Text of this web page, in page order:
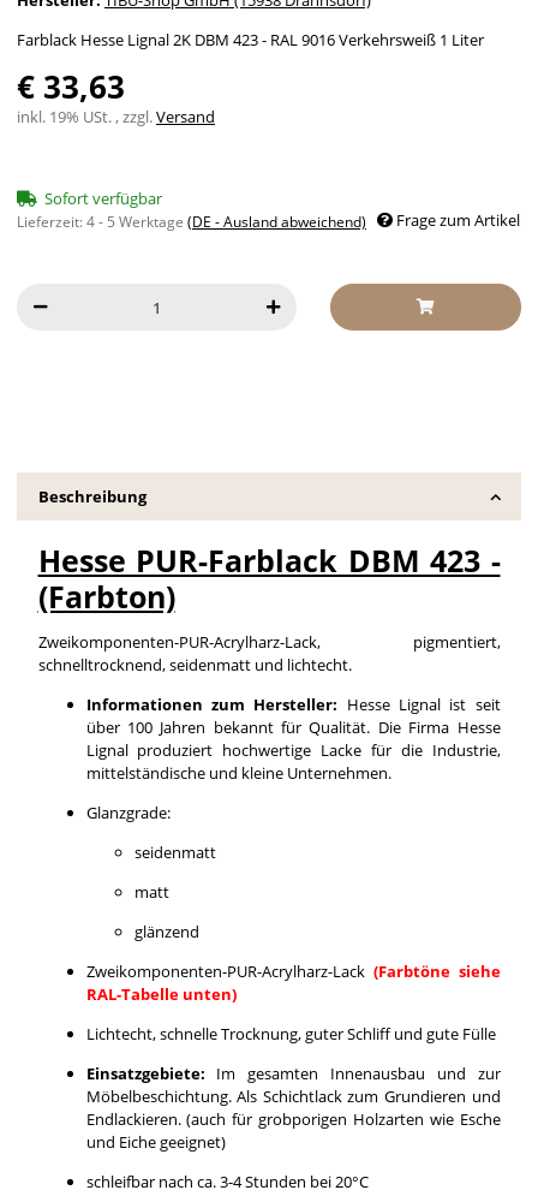
Farblack Hesse Lignal 2K DBM 423 - RAL 9016 Verkehrsweiß 1 Liter
€ 33,63
inkl. 19% USt. , zzgl.Versand
Sofort verfügbar
Lieferzeit:4 - 5 Werktage (DE - Ausland abweichend) Frage zum Artikel
Beschreibung
Hesse PUR-Farblack DBM 423 -
(Farbton)
Zweikomponenten-PUR-Acrylharz-Lack, pigmentiert,
schnelltrocknend, seidenmatt und lichtecht.
Informationen zum Hersteller: Hesse Lignal ist seit
über 100 Jahren bekannt für Qualität. Die Firma Hesse
Lignal produziert hochwertige Lacke für die Industrie,
mittelständische und kleine Unternehmen.
Glanzgrade:
seidenmatt
matt
glänzend
Zweikomponenten-PUR-Acrylharz-Lack (Farbtöne siehe
RAL-Tabelle unten)
Lichtecht, schnelle Trocknung, guter Schliff und gute Fülle
Einsatzgebiete: Im gesamten Innenausbau und zur
Möbelbeschichtung. Als Schichtlack zum Grundieren und
Endlackieren. (auch für grobporigen Holzarten wie Esche
und Eiche geeignet)
schleifbar nach ca. 3-4 Stunden bei 20°C